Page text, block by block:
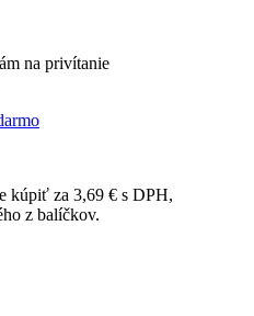
na privítanie
kúpiť za 3,69 € s DPH,
z balíčkov.